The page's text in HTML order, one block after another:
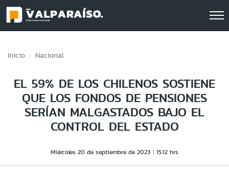
Inicio Nacional
EL 59% DE LOS CHILENOS SOSTIENE
QUE LOS FONDOS DE PENSIONES
SERÍAN MALGASTADOS BAJO EL
CONTROL DEL ESTADO
Miércoles 20 de septiembre de 2023 15:12 hrs